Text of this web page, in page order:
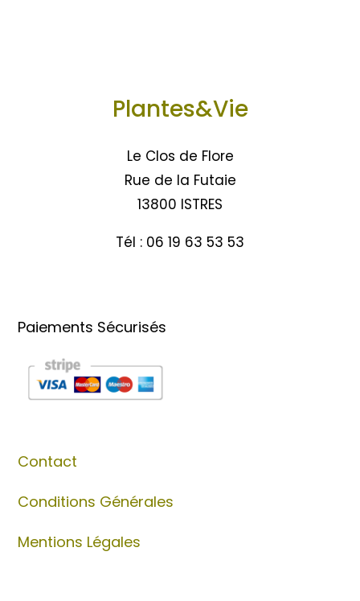
Plantes&Vie
Le Clos de Flore
Rue de la Futaie
13800 ISTRES
Tél : 06 19 63 53 53
Paiements Sécurisés
Contact
Conditions Générales
Mentions Légales